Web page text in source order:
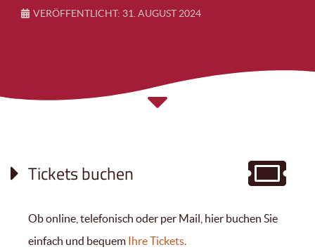
VERÖFFENTLICHT: 31. AUGUST 2024
Tickets buchen
Ob online, telefonisch oder per Mail, hier buchen Sie
einfach und bequem Ihre Tickets.